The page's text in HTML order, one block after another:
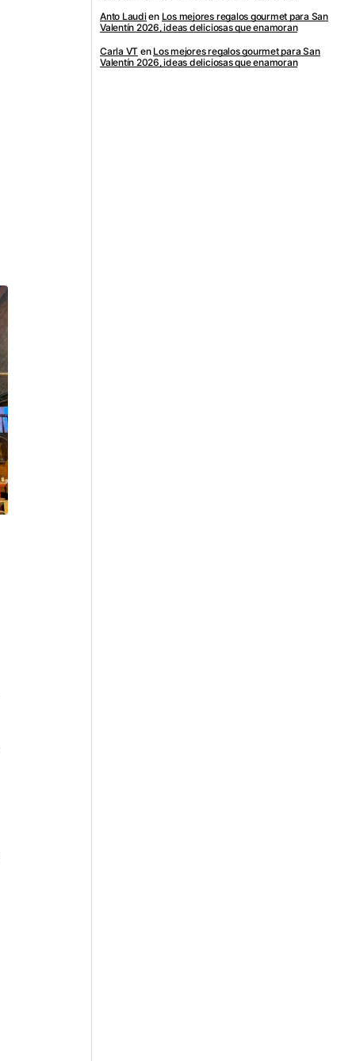
Anto Laudien Los mejores regalos gourmet para San
Valentín 2026, ideas deliciosas que enamoran
Carla VT en Los mejores regalos gourmet para San
Valentín 2026, ideas deliciosas que enamoran